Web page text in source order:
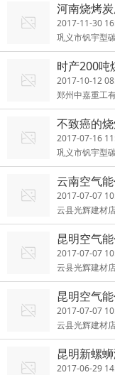
河南烧烤
2017-11-30
巩义市钒宇型
时产200吨
家
2017-10-12
郑州中嘉重工
不致癌的
2017-07-16
巩义市钒宇型
云南空气
2017-07-07
云县光辉建材
昆明空气
2017-07-07
云县光辉建材
昆明空气
2017-07-07
云县光辉建材
昆明新螺
2017-06-29